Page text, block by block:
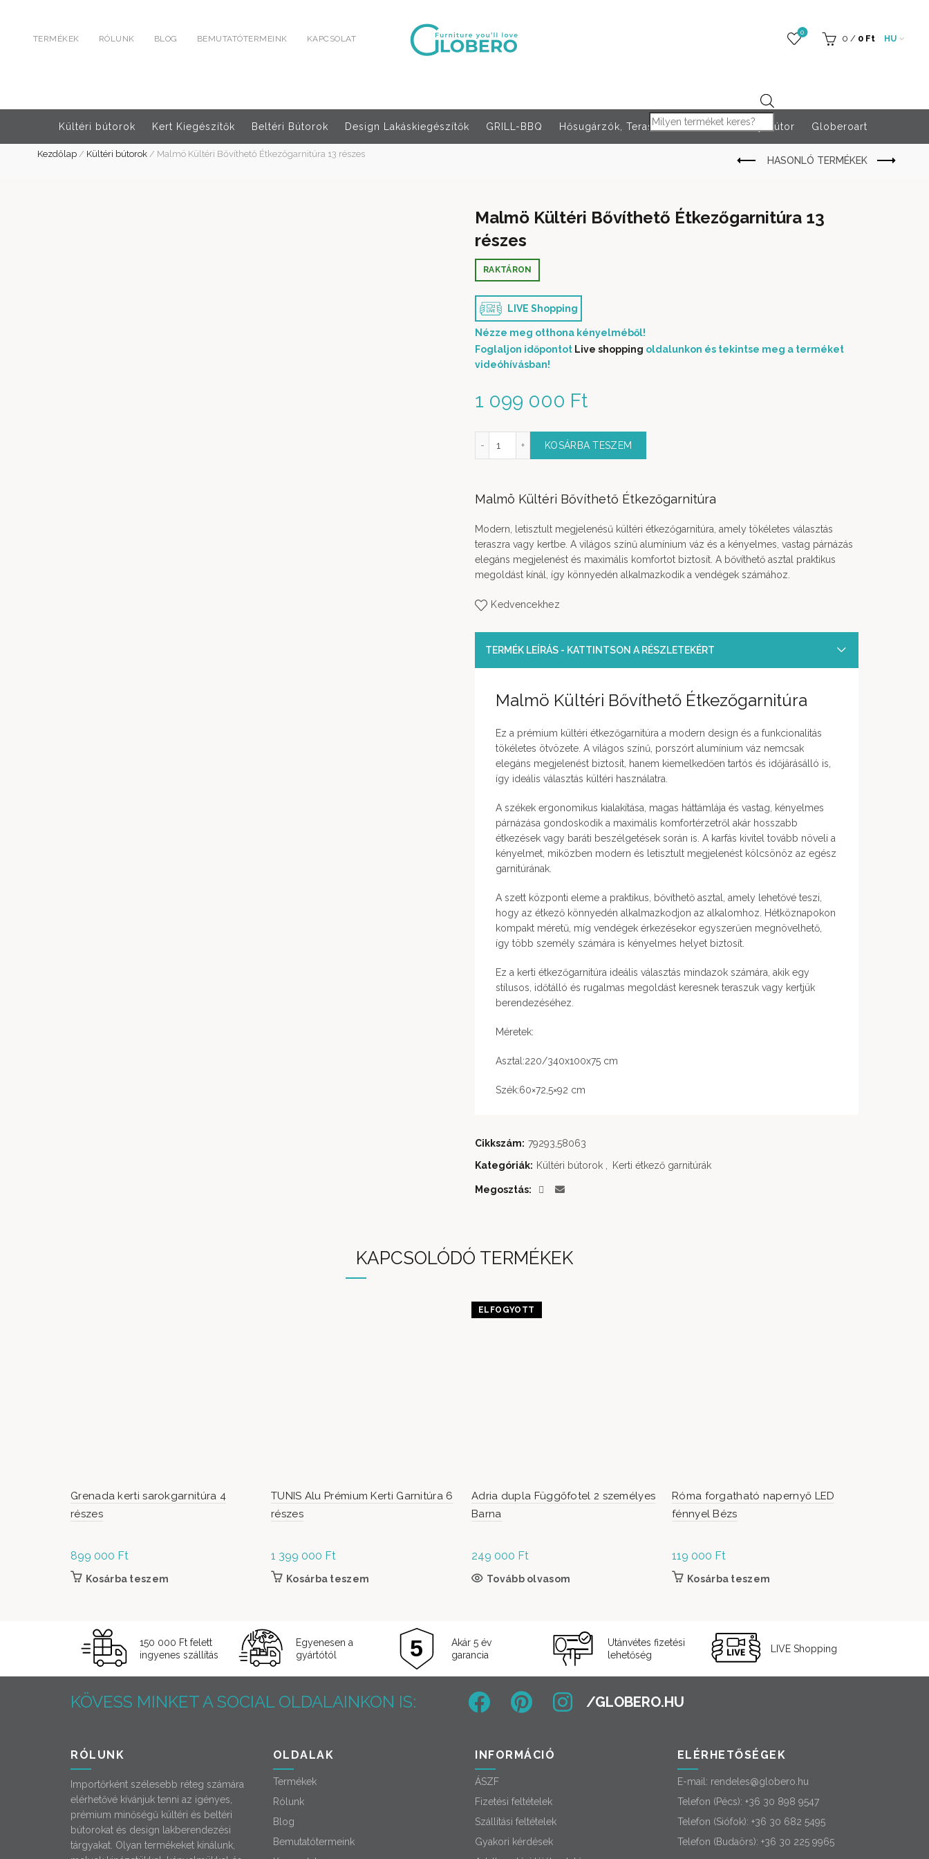
TERMÉKEK RÓLUNK BLOG BEMUTATÓTERMEINK KAPCSOLAT
Products search
0
0 / 0 Ft HU
Kültéri bútorok Kert Kiegészítők Beltéri Bútorok Design Lakáskiegészítők GRILL-BBQ Hősugárzók, Teraszfűtés Rendezvény bútor Globeroart
Kezdőlap/ Kültéri bútorok/ Malmö Kültéri Bővíthető Étkezőgarnitúra 13 részes
Malmö Kültéri Bővíthető Étkezőgarnitúra 13
részes
1 099 000 Ft
RAKTÁRON
LIVE Shopping
Nézze meg otthona kényelméből!
Foglaljon időpontot Live shopping oldalunkon és tekintse meg a terméket
videóhívásban!
Malmö Kültéri Bővíthető Étkezőgarnitúra 13 részes mennyiség
KOSÁRBA TESZEM
Malmö Kültéri Bővíthető Étkezőgarnitúra
Modern, letisztult megjelenésű kültéri étkezőgarnitúra, amely tökéletes választás
teraszra vagy kertbe. A világos színű alumínium váz és a kényelmes, vastag párnázás
elegáns megjelenést és maximális komfortot biztosít. A bővíthető asztal praktikus
megoldást kínál, így könnyedén alkalmazkodik a vendégek számához.
Kedvencekhez
TERMÉK LEÍRÁS - KATTINTSON A RÉSZLETEKÉRT
Malmö Kültéri Bővíthető Étkezőgarnitúra
Ez a prémium kültéri étkezőgarnitúra a modern design és a funkcionalitás
tökéletes ötvözete. A világos színű, porszórt alumínium váz nemcsak
elegáns megjelenést biztosít, hanem kiemelkedően tartós és időjárásálló is,
így ideális választás kültéri használatra.
A székek ergonomikus kialakítása, magas háttámlája és vastag, kényelmes
párnázása gondoskodik a maximális komfortérzetről akár hosszabb
étkezések vagy baráti beszélgetések során is. A karfás kivitel tovább növeli a
kényelmet, miközben modern és letisztult megjelenést kölcsönöz az egész
garnitúrának.
A szett központi eleme a praktikus, bővíthető asztal, amely lehetővé teszi,
hogy az étkező könnyedén alkalmazkodjon az alkalomhoz. Hétköznapokon
kompakt méretű, míg vendégek érkezésekor egyszerűen megnövelhető,
így több személy számára is kényelmes helyet biztosít.
Ez a kerti étkezőgarnitúra ideális választás mindazok számára, akik egy
stílusos, időtálló és rugalmas megoldást keresnek teraszuk vagy kertjük
berendezéséhez.
Méretek:
Asztal:220/340x100x75 cm
Szék:60×72,5×92 cm
Cikkszám: 79293,58063
Kategóriák: Kültéri bútorok Kerti étkező garnitúrák
Megosztás
KAPCSOLÓDÓ TERMÉKEK
Grenada kerti sarokgarnitúra 4
részes
899 000 Ft
Kosárba teszem
TUNIS Alu Prémium Kerti Garnitúra 6
részes
1 399 000 Ft
Kosárba teszem
ELFOGYOTT
Adria dupla Függőfotel 2 személyes
Barna
249 000 Ft
Tovább olvasom
Róma forgatható napernyő LED
fénnyel Bézs
119 000 Ft
Kosárba teszem
150 000 Ft felett
ingyenes szállítás
Egyenesen a
gyártótól
Akár 5 év
garancia
Utánvétes fizetési
lehetőség
LIVE Shopping
KÖVESS MINKET A SOCIAL OLDALAINKON IS:
RÓLUNK
Importőrként szélesebb réteg számára
elérhetővé kívánjuk tenni az igényes,
prémium minőségű kültéri és beltéri
bútorokat és design lakberendezési
tárgyakat. Olyan termékeket kínálunk,
OLDALAK
Termékek
Rólunk
Blog
Bemutatótermeink
INFORMÁCIÓ
ÁSZF
Fizetési feltételek
Szállítási feltételek
Gyakori kérdések
ELÉRHETŐSÉGEK
E-mail: rendeles@globero.hu
Telefon (Pécs): +36 30 898 9547
Telefon (Siófok): +36 30 682 5495
Telefon (Budaörs): +36 30 225 9965